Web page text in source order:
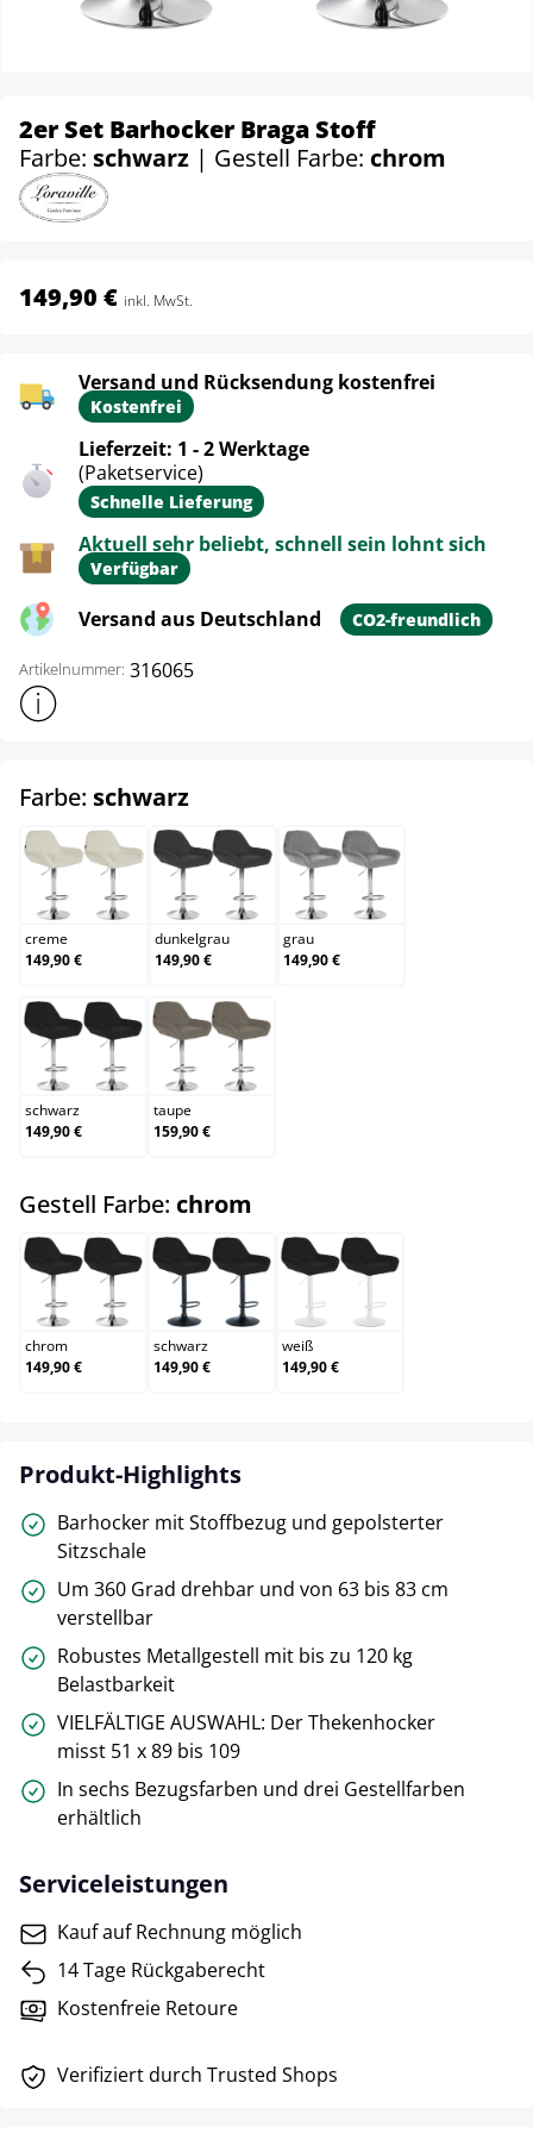
2er Set Barhocker Braga Stoff
Farbe: schwarz | Gestell Farbe: chrom
149,90 € inkl. MwSt.
Versand und Rücksendung kostenfrei
Kostenfrei
Lieferzeit: 1 - 2 Werktage
(Paketservice)
Schnelle Lieferung
Aktuell sehr beliebt, schnell sein lohnt sich
Verfügbar
Versand aus Deutschland CO2-freundlich
Artikelnummer: 316065
Weitere Produktinformationen anzeigen
Farbe: schwarzauswählen
creme
creme
149,90 €
dunkelgrau
dunkelgrau
149,90 €
grau
grau
149,90 €
schwarz
schwarz
149,90 €
taupe
taupe
159,90 €
Gestell Farbe: chrom
chrom
chrom
149,90 €
schwarz
schwarz
149,90 €
weiß
149,90 €
Produkt-Highlights
Barhocker mit Stoffbezug und gepolsterter
Sitzschale
Um 360 Grad drehbar und von 63 bis 83 cm
verstellbar
Robustes Metallgestell mit bis zu 120 kg
Belastbarkeit
VIELFÄLTIGE AUSWAHL: Der Thekenhocker
misst 51 x 89 bis 109
In sechs Bezugsfarben und drei Gestellfarben
erhältlich
Serviceleistungen
Kauf auf Rechnung möglich
14 Tage Rückgaberecht
Kostenfreie Retoure
Verifiziert durch Trusted Shops